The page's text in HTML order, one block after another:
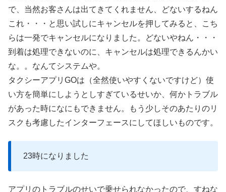
で、当然お客さんは出てきてくれません、どないするねん
これ・・・と思い試しにキャンセルを押してみると、こち
らは一発でキャンセルになりました。どないやねん・・・
到着は処理できないのに、キャンセルは処理できるんかい
な。。なんてシステムや。
タクシーアプリGOは（全然使いやすくないですけど）使
い方を簡単にしようとしすぎているせいか、何かトラブル
があった時になにもできません。もう少しそのあたりのリ
スクも考慮したインターフェースにしてほしいものです。
23時になりました
アプリのトラブルのせいで乗せられなかったので、すねな